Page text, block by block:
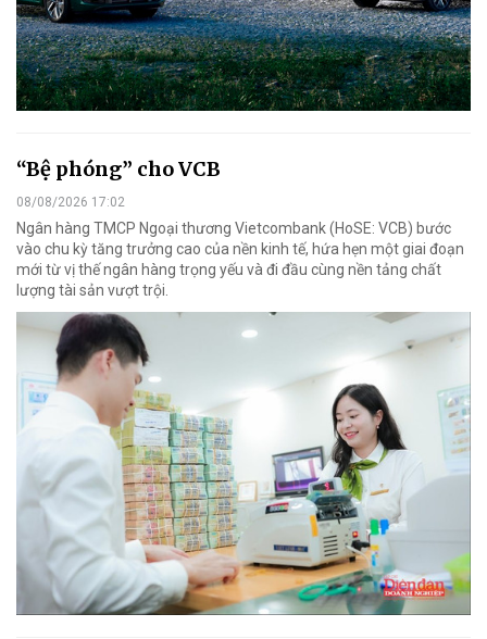
“Bệ phóng” cho VCB
08/08/2026 17:02
Ngân hàng TMCP Ngoại thương Vietcombank (HoSE: VCB) bước
vào chu kỳ tăng trưởng cao của nền kinh tế, hứa hẹn một giai đoạn
mới từ vị thế ngân hàng trọng yếu và đi đầu cùng nền tảng chất
lượng tài sản vượt trội.